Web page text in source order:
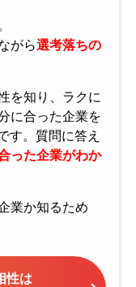
がら選考落ちの
を知り、ラクに
に合った企業を
す。質問に答え
った企業がわか
業か知るため
性は